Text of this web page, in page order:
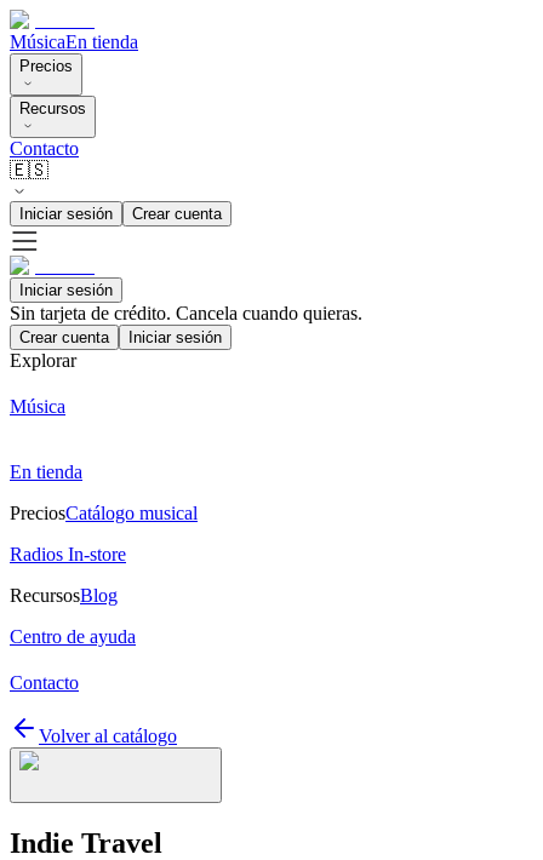
MúsicaEn tienda
Precios
Recursos
Contacto
🇪🇸
Iniciar sesión Crear cuenta
Iniciar sesión
Sin tarjeta de crédito. Cancela cuando quieras.
Crear cuenta Iniciar sesión
Explorar
Música
En tienda
PreciosCatálogo musical
Radios In-store
RecursosBlog
Centro de ayuda
Contacto
Volver al catálogo
Indie Travel